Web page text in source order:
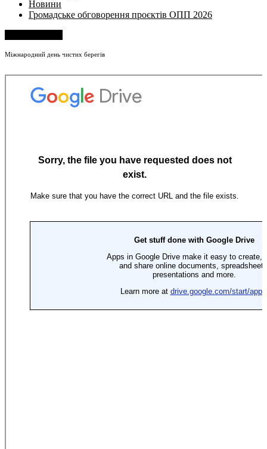
Новини
Громадське обговорення проєктів ОПП 2026
Міжнародний день чистих берегів